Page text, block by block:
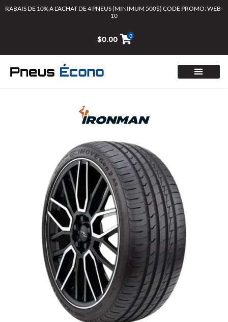
AllerRABAIS DE 10% A L’ACHAT DE 4 PNEUS (MINIMUM 500$) CODE PROMO: WEB-
10
$0.00 0